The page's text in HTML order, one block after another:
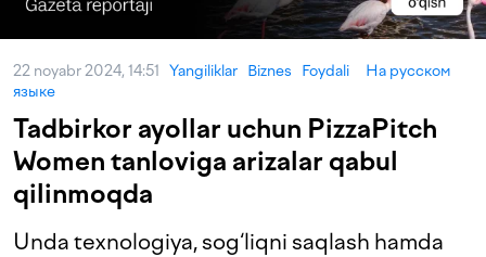
22 noyabr 2024, 14:51 Yangiliklar Biznes Foydali
На русском
языке
Tadbirkor ayollar uchun PizzaPitch
Women tanloviga arizalar qabul
qilinmoqda
Unda texnologiya, sog‘liqni saqlash hamda